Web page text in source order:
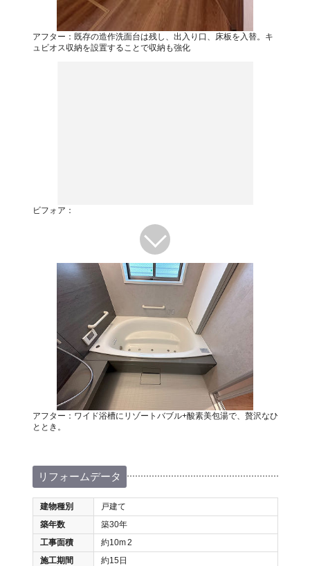
アフター：既存の造作洗面台は残し、出入り口、床板を入替。キ
ュビオス収納を設置することで収納も強化
ビフォア：
アフター：ワイド浴槽にリゾートバブル+酸素美包湯で、贅沢なひ
ととき。
リフォームデータ
建物種別
戸建て
築年数
築30年
工事面積
約10m2
施工期間
約15日